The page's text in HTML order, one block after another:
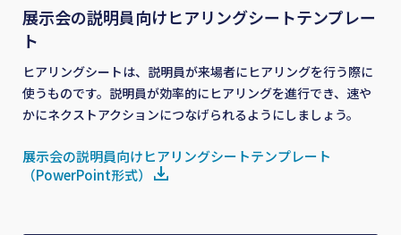
展示会の説明員向けヒアリングシートテンプレー
ト
ヒアリングシートは、説明員が来場者にヒアリングを行う際に
使うものです。説明員が効率的にヒアリングを進行でき、速や
かにネクストアクションにつなげられるようにしましょう。
展示会の説明員向けヒアリングシートテンプレート
（PowerPoint形式）